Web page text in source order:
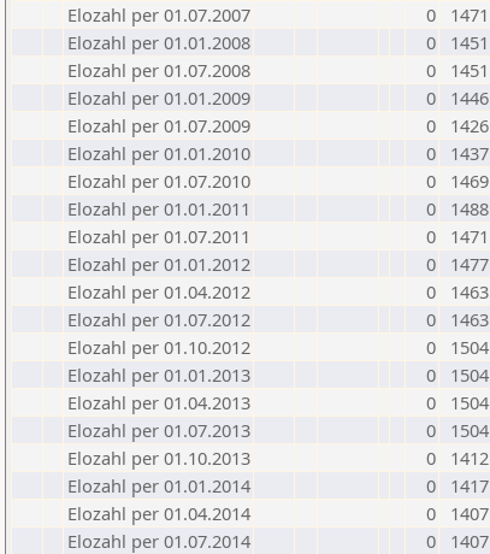
Elozahl per 01.07.2007
0
1471
Elozahl per 01.01.2008
0
1451
Elozahl per 01.07.2008
0
1451
Elozahl per 01.01.2009
0
1446
Elozahl per 01.07.2009
0
1426
Elozahl per 01.01.2010
0
1437
Elozahl per 01.07.2010
0
1469
Elozahl per 01.01.2011
0
1488
Elozahl per 01.07.2011
0
1471
Elozahl per 01.01.2012
0
1477
Elozahl per 01.04.2012
0
1463
Elozahl per 01.07.2012
0
1463
Elozahl per 01.10.2012
0
1504
Elozahl per 01.01.2013
0
1504
Elozahl per 01.04.2013
0
1504
Elozahl per 01.07.2013
0
1504
Elozahl per 01.10.2013
0
1412
Elozahl per 01.01.2014
0
1417
Elozahl per 01.04.2014
0
1407
Elozahl per 01.07.2014
0
1407